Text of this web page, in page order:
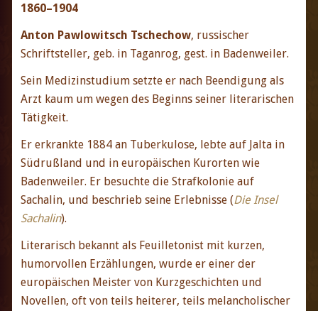
1860–1904
Anton Pawlowitsch Tschechow, russischer
Schriftsteller, geb. in Taganrog, gest. in Badenweiler.
Sein Medizinstudium setzte er nach Beendigung als
Arzt kaum um wegen des Beginns seiner literarischen
Tätigkeit.
Er erkrankte 1884 an Tuberkulose, lebte auf Jalta in
Südrußland und in europäischen Kurorten wie
Badenweiler. Er besuchte die Strafkolonie auf
Sachalin, und beschrieb seine Erlebnisse (Die Insel
Sachalin).
Literarisch bekannt als Feuilletonist mit kurzen,
humorvollen Erzählungen, wurde er einer der
europäischen Meister von Kurzgeschichten und
Novellen, oft von teils heiterer, teils melancholischer